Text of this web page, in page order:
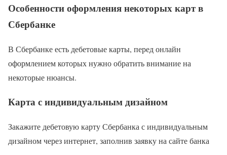
Особенности оформления некоторых карт в
Сбербанке
В Сбербанке есть дебетовые карты, перед онлайн
оформлением которых нужно обратить внимание на
некоторые нюансы.
Карта с индивидуальным дизайном
Закажите дебетовую карту Сбербанка с индивидуальным
дизайном через интернет, заполнив заявку на сайте банка